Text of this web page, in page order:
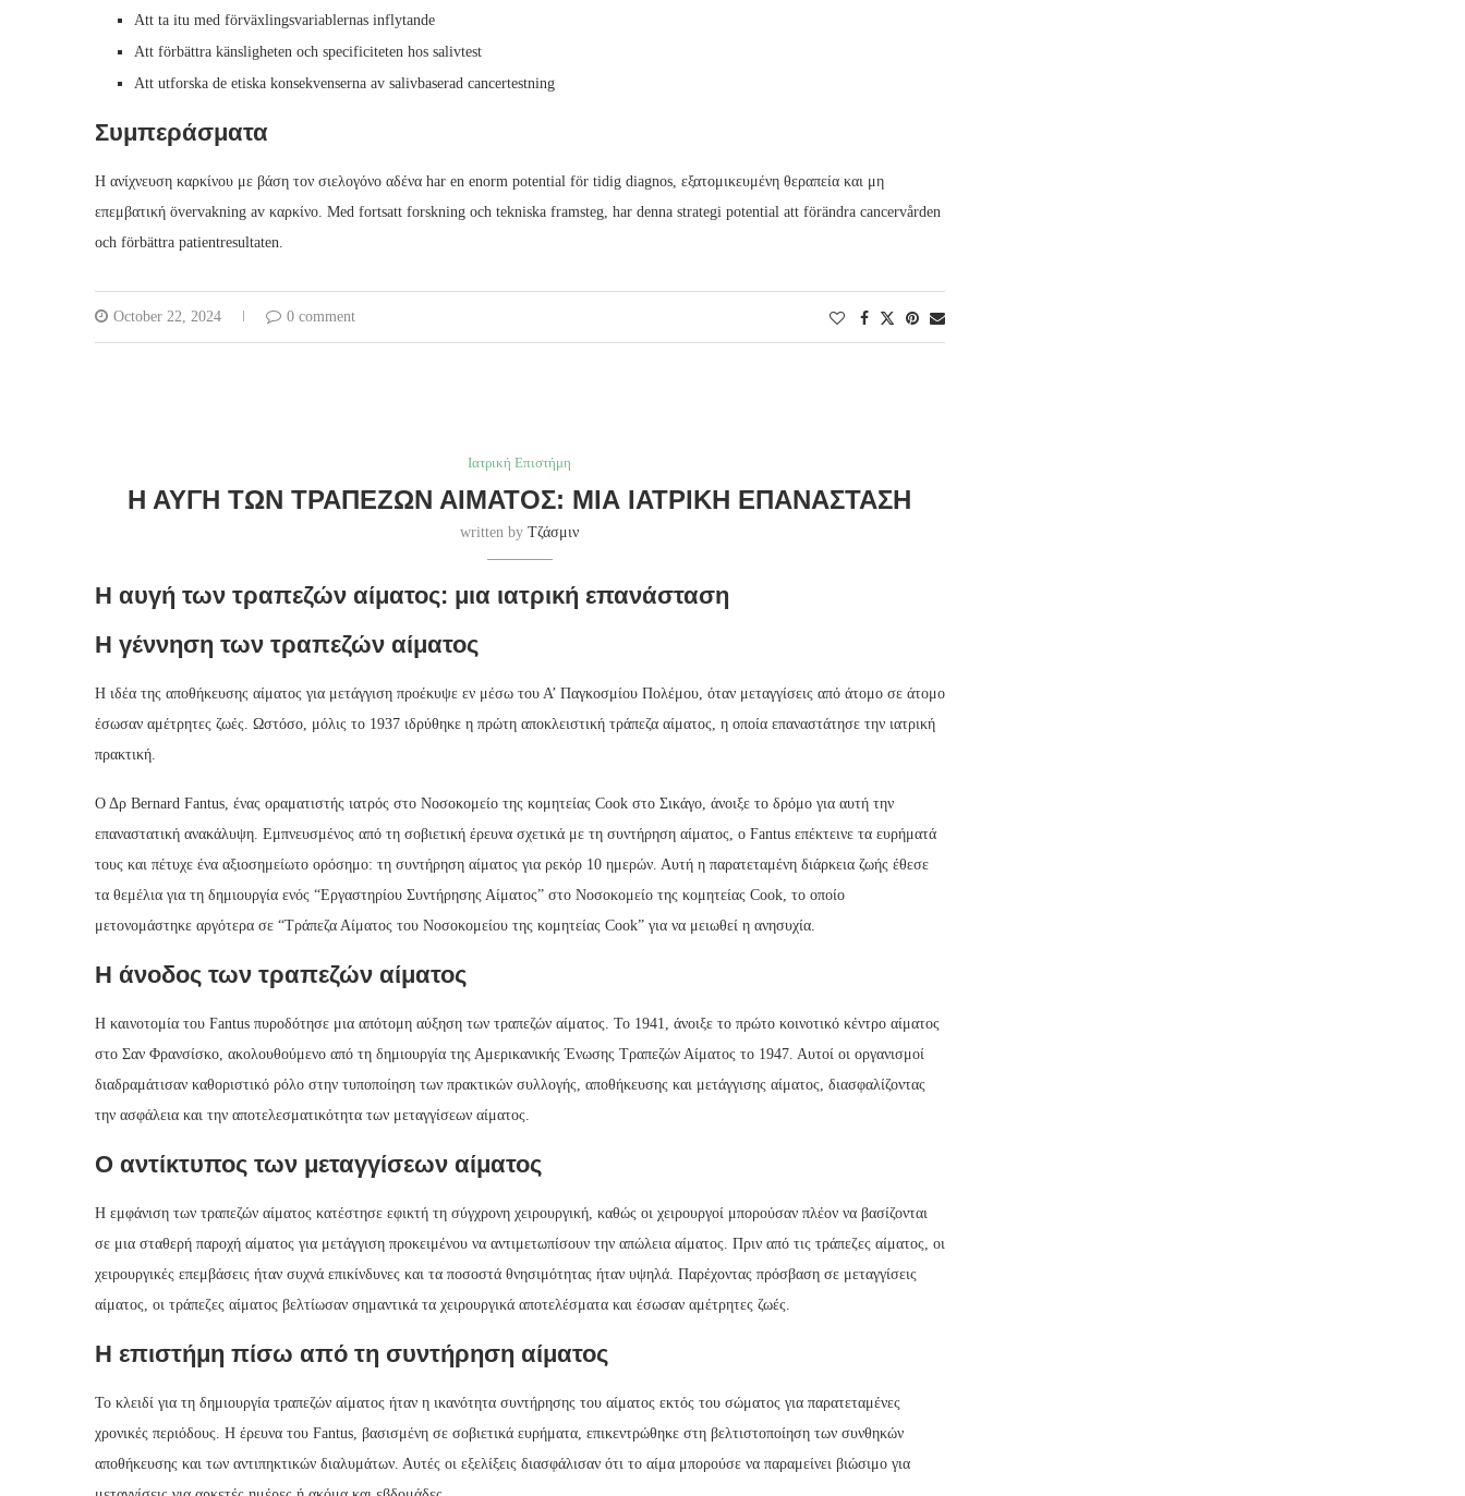
Att ta itu med förväxlingsvariablernas inflytande
Att förbättra känsligheten och specificiteten hos salivtest
Att utforska de etiska konsekvenserna av salivbaserad cancertestning
Συμπεράσματα
Η ανίχνευση καρκίνου με βάση τον σιελογόνο αδένα har en enorm potential för tidig diagnos, εξατομικευμένη θεραπεία και μη
επεμβατική övervakning av καρκίνο. Med fortsatt forskning och tekniska framsteg, har denna strategi potential att förändra cancervården
och förbättra patientresultaten.
October 22, 2024 0 comment
Ιατρική Επιστήμη
Η ΑΥΓΉ ΤΩΝ ΤΡΑΠΕΖΏΝ ΑΊΜΑΤΟΣ: ΜΙΑ ΙΑΤΡΙΚΉ ΕΠΑΝΆΣΤΑΣΗ
written byΤζάσμιν
Η αυγή των τραπεζών αίματος: μια ιατρική επανάσταση
Η γέννηση των τραπεζών αίματος
Η ιδέα της αποθήκευσης αίματος για μετάγγιση προέκυψε εν μέσω του Α’ Παγκοσμίου Πολέμου, όταν μεταγγίσεις από άτομο σε άτομο
έσωσαν αμέτρητες ζωές. Ωστόσο, μόλις το 1937 ιδρύθηκε η πρώτη αποκλειστική τράπεζα αίματος, η οποία επαναστάτησε την ιατρική
πρακτική.
Ο Δρ Bernard Fantus, ένας οραματιστής ιατρός στο Νοσοκομείο της κομητείας Cook στο Σικάγο, άνοιξε το δρόμο για αυτή την
επαναστατική ανακάλυψη. Εμπνευσμένος από τη σοβιετική έρευνα σχετικά με τη συντήρηση αίματος, ο Fantus επέκτεινε τα ευρήματά
τους και πέτυχε ένα αξιοσημείωτο ορόσημο: τη συντήρηση αίματος για ρεκόρ 10 ημερών. Αυτή η παρατεταμένη διάρκεια ζωής έθεσε
τα θεμέλια για τη δημιουργία ενός “Εργαστηρίου Συντήρησης Αίματος” στο Νοσοκομείο της κομητείας Cook, το οποίο
μετονομάστηκε αργότερα σε “Τράπεζα Αίματος του Νοσοκομείου της κομητείας Cook” για να μειωθεί η ανησυχία.
Η άνοδος των τραπεζών αίματος
Η καινοτομία του Fantus πυροδότησε μια απότομη αύξηση των τραπεζών αίματος. Το 1941, άνοιξε το πρώτο κοινοτικό κέντρο αίματος
στο Σαν Φρανσίσκο, ακολουθούμενο από τη δημιουργία της Αμερικανικής Ένωσης Τραπεζών Αίματος το 1947. Αυτοί οι οργανισμοί
διαδραμάτισαν καθοριστικό ρόλο στην τυποποίηση των πρακτικών συλλογής, αποθήκευσης και μετάγγισης αίματος, διασφαλίζοντας
την ασφάλεια και την αποτελεσματικότητα των μεταγγίσεων αίματος.
Ο αντίκτυπος των μεταγγίσεων αίματος
Η εμφάνιση των τραπεζών αίματος κατέστησε εφικτή τη σύγχρονη χειρουργική, καθώς οι χειρουργοί μπορούσαν πλέον να βασίζονται
σε μια σταθερή παροχή αίματος για μετάγγιση προκειμένου να αντιμετωπίσουν την απώλεια αίματος. Πριν από τις τράπεζες αίματος, οι
χειρουργικές επεμβάσεις ήταν συχνά επικίνδυνες και τα ποσοστά θνησιμότητας ήταν υψηλά. Παρέχοντας πρόσβαση σε μεταγγίσεις
αίματος, οι τράπεζες αίματος βελτίωσαν σημαντικά τα χειρουργικά αποτελέσματα και έσωσαν αμέτρητες ζωές.
Η επιστήμη πίσω από τη συντήρηση αίματος
Το κλειδί για τη δημιουργία τραπεζών αίματος ήταν η ικανότητα συντήρησης του αίματος εκτός του σώματος για παρατεταμένες
χρονικές περιόδους. Η έρευνα του Fantus, βασισμένη σε σοβιετικά ευρήματα, επικεντρώθηκε στη βελτιστοποίηση των συνθηκών
αποθήκευσης και των αντιπηκτικών διαλυμάτων. Αυτές οι εξελίξεις διασφάλισαν ότι το αίμα μπορούσε να παραμείνει βιώσιμο για